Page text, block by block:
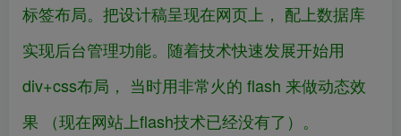
标签布局。把设计稿呈现在网页上， 配上数据库
实现后台管理功能。随着技术快速发展开始用
div+css布局， 当时用非常火的 flash 来做动态效
果 （现在网站上flash技术已经没有了）。